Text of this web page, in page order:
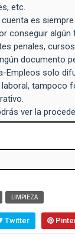
etc.
es
conseguir
penales,
documento
Empleos solo
tampoco
ver la
LIMPIEZA
Twitter